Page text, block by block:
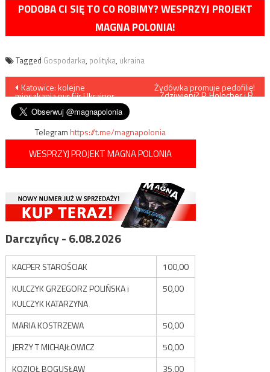
PODOBA CI SIĘ TO CO ROBIMY? WESPRZYJ PROJEKT
MAGNA POLONIA!
Tagged Gospodarka, polityka, ukraina
Nawigacja
wpisu
Katowice: kolejne
mieszkania nur für Ukrainer
Żydówka promuje pedofilię!
Zdziwieni? P. Holocher i R.
Telegramhttps://t.me/magnapolonia
WESPRZYJ PROJEKT MAGNA POLONIA
Darczyńcy - 6.08.2026
KACPER STAROŚCIAK
100,00
KULCZYK GRZEGORZ POLIŃSKA i
KULCZYK KATARZYNA
50,00
MARIA KOSTRZEWA
50,00
JERZY T MICHAJŁOWICZ
50,00
KOZIOŁ BOGUSŁAW
35,00